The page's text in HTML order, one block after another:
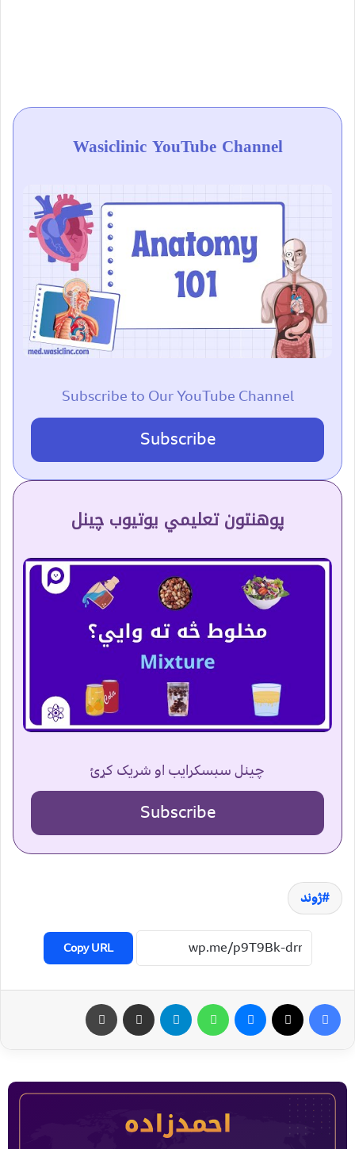
Wasiclinic YouTube Channel
Subscribe to Our YouTube Channel
Subscribe
پوهنتون تعلیمي یوتیوب چینل
چینل سبسکرایب او شریک کړئ
Subscribe
ژوند
Copy URL